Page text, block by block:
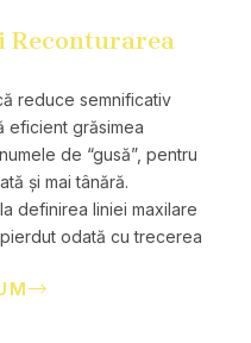
Reconturarea
reduce semnificativ
eficient grăsimea
de “gusă”, pentru
și mai tânără.
definirea liniei maxilare
odată cu trecerea